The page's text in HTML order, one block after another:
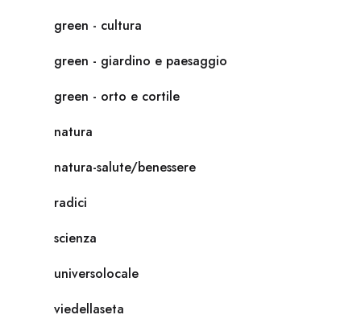
green - cultura
green - giardino e paesaggio
green - orto e cortile
natura
natura-salute/benessere
radici
scienza
universolocale
viedellaseta